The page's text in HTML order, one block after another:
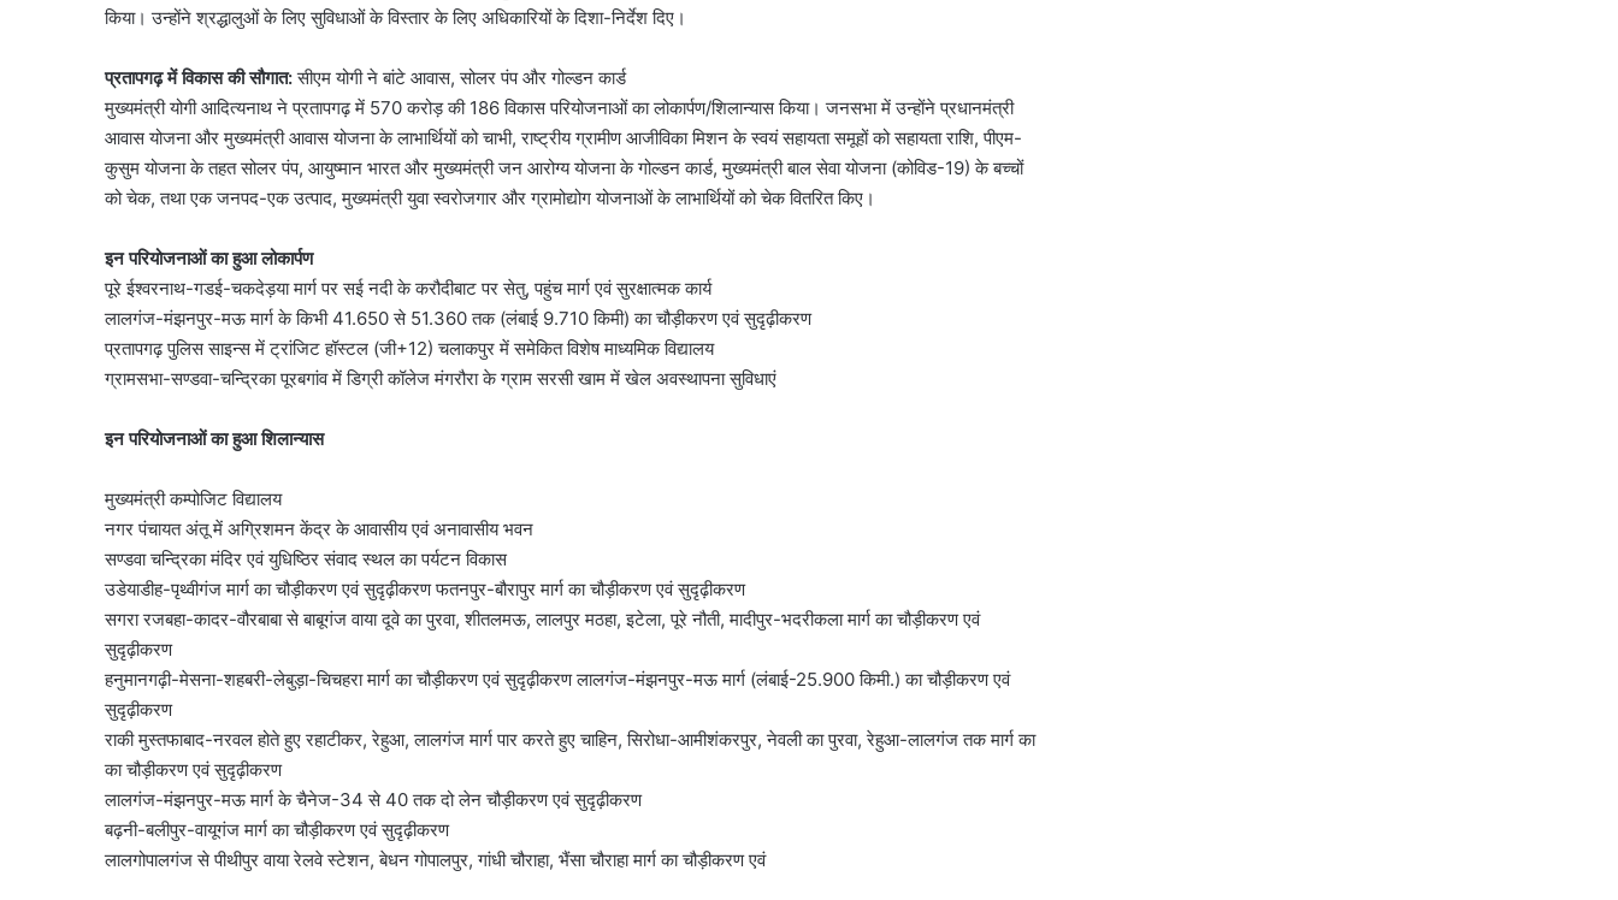
किया। उन्होंने श्रद्धालुओं के लिए सुविधाओं के विस्तार के लिए अधिकारियों के दिशा-निर्देश दिए।
प्रतापगढ़ में विकास की सौगात:सीएम योगी ने बांटे आवास, सोलर पंप और गोल्डन कार्ड
मुख्यमंत्री योगी आदित्यनाथ ने प्रतापगढ़ में 570 करोड़ की 186 विकास परियोजनाओं का लोकार्पण/शिलान्यास किया। जनसभा में उन्होंने प्रधानमंत्री
आवास योजना और मुख्यमंत्री आवास योजना के लाभार्थियों को चाभी, राष्ट्रीय ग्रामीण आजीविका मिशन के स्वयं सहायता समूहों को सहायता राशि, पीएम-
कुसुम योजना के तहत सोलर पंप, आयुष्मान भारत और मुख्यमंत्री जन आरोग्य योजना के गोल्डन कार्ड, मुख्यमंत्री बाल सेवा योजना (कोविड-19) के बच्चों
को चेक, तथा एक जनपद-एक उत्पाद, मुख्यमंत्री युवा स्वरोजगार और ग्रामोद्योग योजनाओं के लाभार्थियों को चेक वितरित किए।
इन परियोजनाओं का हुआ लोकार्पण
पूरे ईश्वरनाथ-गडई-चकदेड़या मार्ग पर सई नदी के करौदीबाट पर सेतु, पहुंच मार्ग एवं सुरक्षात्मक कार्य
लालगंज-मंझनपुर-मऊ मार्ग के किभी 41.650 से 51.360 तक (लंबाई 9.710 किमी) का चौड़ीकरण एवं सुदृढ़ीकरण
प्रतापगढ़ पुलिस साइन्स में ट्रांजिट हॉस्टल (जी+12) चलाकपुर में समेकित विशेष माध्यमिक विद्यालय
ग्रामसभा-सण्डवा-चन्द्रिका पूरबगांव में डिग्री कॉलेज मंगरौरा के ग्राम सरसी खाम में खेल अवस्थापना सुविधाएं
इन परियोजनाओं का हुआ शिलान्यास
मुख्यमंत्री कम्पोजिट विद्यालय
नगर पंचायत अंतू में अग्रिशमन केंद्र के आवासीय एवं अनावासीय भवन
सण्डवा चन्द्रिका मंदिर एवं युधिष्ठिर संवाद स्थल का पर्यटन विकास
उडेयाडीह-पृथ्वीगंज मार्ग का चौड़ीकरण एवं सुदृढ़ीकरण फतनपुर-बौरापुर मार्ग का चौड़ीकरण एवं सुदृढ़ीकरण
सगरा रजबहा-कादर-वौरबाबा से बाबूगंज वाया दूवे का पुरवा, शीतलमऊ, लालपुर मठहा, इटेला, पूरे नौती, मादीपुर-भदरीकला मार्ग का चौड़ीकरण एवं
सुदृढ़ीकरण
हनुमानगढ़ी-मेसना-शहबरी-लेबुड़ा-चिचहरा मार्ग का चौड़ीकरण एवं सुदृढ़ीकरण लालगंज-मंझनपुर-मऊ मार्ग (लंबाई-25.900 किमी.) का चौड़ीकरण एवं
सुदृढ़ीकरण
राकी मुस्तफाबाद-नरवल होते हुए रहाटीकर, रेहुआ, लालगंज मार्ग पार करते हुए चाहिन, सिरोधा-आमीशंकरपुर, नेवली का पुरवा, रेहुआ-लालगंज तक मार्ग का
का चौड़ीकरण एवं सुदृढ़ीकरण
लालगंज-मंझनपुर-मऊ मार्ग के चैनेज-34 से 40 तक दो लेन चौड़ीकरण एवं सुदृढ़ीकरण
बढ़नी-बलीपुर-वायूगंज मार्ग का चौड़ीकरण एवं सुदृढ़ीकरण
लालगोपालगंज से पीथीपुर वाया रेलवे स्टेशन, बेधन गोपालपुर, गांधी चौराहा, भैंसा चौराहा मार्ग का चौड़ीकरण एवं